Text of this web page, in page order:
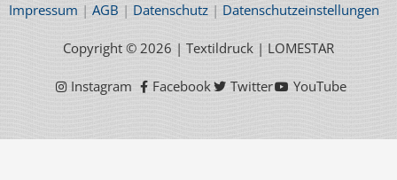
Impressum | AGB | Datenschutz | Datenschutzeinstellungen
Copyright © 2026 | Textildruck | LOMESTAR
Instagram Facebook Twitter YouTube